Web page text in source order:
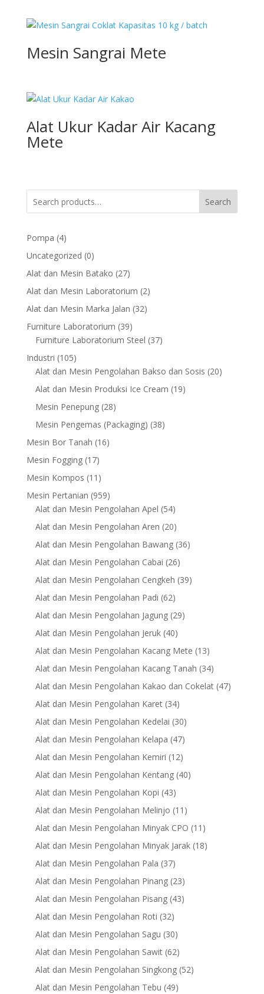
Mesin Sangrai Mete
Alat Ukur Kadar Air Kacang
Mete
Search
Pompa 44
products
Uncategorized 00
products
Alat dan Mesin Batako 2727
products
Alat dan Mesin Laboratorium 22
Alat dan Mesin Marka Jalan 3232
Furniture Laboratorium 3939
products
Furniture Laboratorium Steel 3737
Industri 105105
products
Alat dan Mesin Pengolahan Bakso dan Sosis 2020
Alat dan Mesin Produksi Ice Cream 1919
Mesin Penepung 2828
products
Mesin Pengemas (Packaging) 3838
Mesin Bor Tanah 1616
Mesin Fogging 1717
products
Mesin Kompos 11 11
products
Mesin Pertanian 959959
products
Alat dan Mesin Pengolahan Apel 5454
products
Alat dan Mesin Pengolahan Aren 2020
products
Alat dan Mesin Pengolahan Bawang 3636
Alat dan Mesin Pengolahan Cabai 2626
products
Alat dan Mesin Pengolahan Cengkeh 3939
Alat dan Mesin Pengolahan Padi 6262
products
Alat dan Mesin Pengolahan Jagung 2929
Alat dan Mesin Pengolahan Jeruk 4040
products
Alat dan Mesin Pengolahan Kacang Mete 1313
products
Alat dan Mesin Pengolahan Kacang Tanah 3434
products
Alat dan Mesin Pengolahan Kakao dan Cokelat 4747
Alat dan Mesin Pengolahan Karet 3434
products
Alat dan Mesin Pengolahan Kedelai 3030
products
Alat dan Mesin Pengolahan Kelapa 4747
products
Alat dan Mesin Pengolahan Kemiri 1212
products
Alat dan Mesin Pengolahan Kentang 4040
Alat dan Mesin Pengolahan Kopi 4343
products
Alat dan Mesin Pengolahan Melinjo 11 11
products
Alat dan Mesin Pengolahan Minyak CPO 11 11
products
Alat dan Mesin Pengolahan Minyak Jarak 1818
Alat dan Mesin Pengolahan Pala 3737
products
Alat dan Mesin Pengolahan Pinang 2323
products
Alat dan Mesin Pengolahan Pisang 4343
Alat dan Mesin Pengolahan Roti 3232
products
Alat dan Mesin Pengolahan Sagu 3030
products
Alat dan Mesin Pengolahan Sawit 6262
products
Alat dan Mesin Pengolahan Singkong 5252
Alat dan Mesin Pengolahan Tebu 4949